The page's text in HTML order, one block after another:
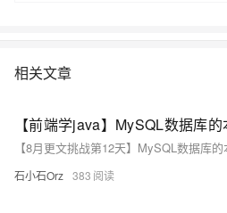
相关文章
【前端学java】MySQL数据库
【8月更文挑战第12天】MySQL数据库
石小石Orz 383